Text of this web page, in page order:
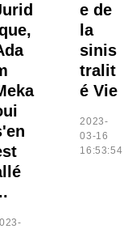
e de
la
sinis
tralit
é Vie
2023-
03-16
16:53:54